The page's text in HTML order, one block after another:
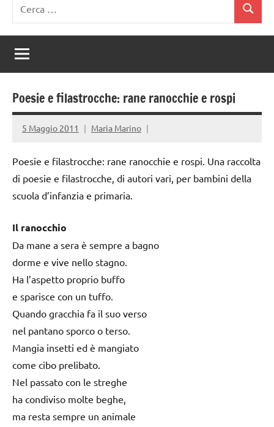
per:
Cerca
Poesie e filastrocche: rane ranocchie e rospi
5 Maggio 2011 Maria Marino
Poesie e filastrocche: rane ranocchie e rospi. Una raccolta
di poesie e filastrocche, di autori vari, per bambini della
scuola d’infanzia e primaria.
Il ranocchio
Da mane a sera è sempre a bagno
dorme e vive nello stagno.
Ha l’aspetto proprio buffo
e sparisce con un tuffo.
Quando gracchia fa il suo verso
nel pantano sporco o terso.
Mangia insetti ed è mangiato
come cibo prelibato.
Nel passato con le streghe
ha condiviso molte beghe,
ma resta sempre un animale